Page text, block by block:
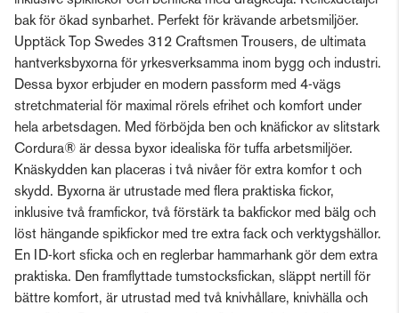
bak för ökad synbarhet. Perfekt för krävande arbetsmiljöer.
Upptäck Top Swedes 312 Craftsmen Trousers, de ultimata
hantverksbyxorna för yrkesverksamma inom bygg och industri.
Dessa byxor erbjuder en modern passform med 4-vägs
stretchmaterial för maximal rörels efrihet och komfort under
hela arbetsdagen. Med förböjda ben och knäfickor av slitstark
Cordura® är dessa byxor idealiska för tuffa arbetsmiljöer.
Knäskydden kan placeras i två nivåer för extra komfor t och
skydd. Byxorna är utrustade med flera praktiska fickor,
inklusive två framfickor, två förstärk ta bakfickor med bälg och
löst hängande spikfickor med tre extra fack och verktygshällor.
En ID-kort sficka och en reglerbar hammarhank gör dem extra
praktiska. Den framflyttade tumstocksfickan, släppt nertill för
bättre komfort, är utrustad med två knivhållare, knivhälla och